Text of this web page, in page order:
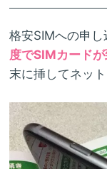
格安SIMへの申し
度でSIMカード
末に挿してネッ